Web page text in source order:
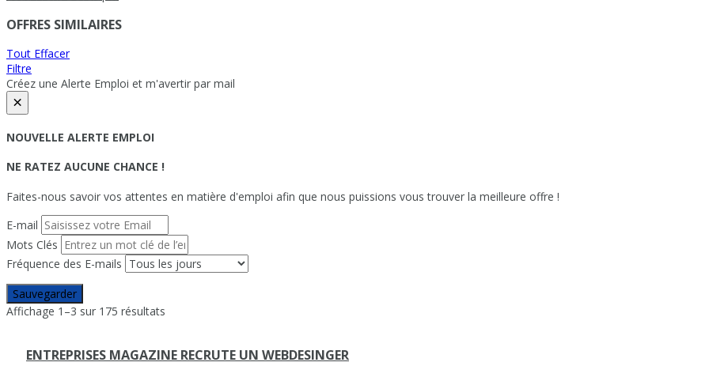
OFFRES SIMILAIRES
Tout Effacer
Filtre
Créez une Alerte Emploi et m'avertir par mail
×
NOUVELLE ALERTE EMPLOI
NE RATEZ AUCUNE CHANCE !
Faites-nous savoir vos attentes en matière d'emploi afin que nous puissions vous trouver la meilleure offre !
E-mail
Mots Clés
Fréquence des E-mails
Sauvegarder
Affichage 1–3 sur 175 résultats
ENTREPRISES MAGAZINE RECRUTE UN WEBDESINGER